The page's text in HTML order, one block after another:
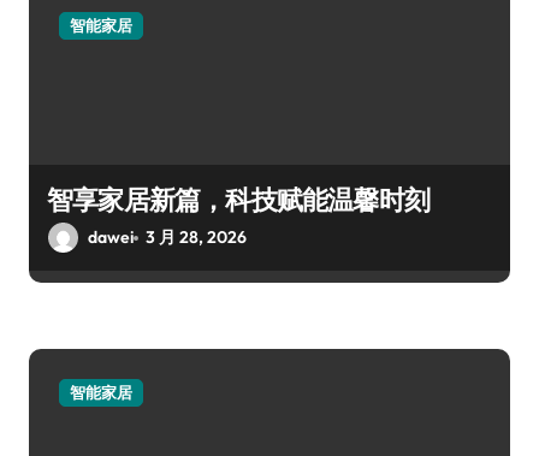
智能家居
智享家居新篇，科技赋能温馨时刻
dawei 3 月 28, 2026
智能家居